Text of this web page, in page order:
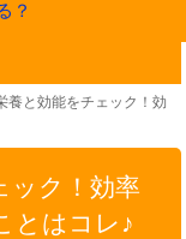
？
養と効能をチェック！効
ック！効率
とはコレ♪